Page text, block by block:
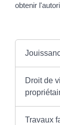
obtenir
Droit de
Travaux